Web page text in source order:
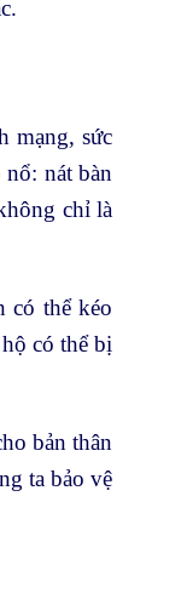
mạng, sức
nổ: nát bàn
chỉ là
có thể kéo
có thể bị
bản thân
ta bảo vệ